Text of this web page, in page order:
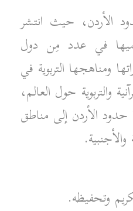
الأردن، حيث انتشر
في عدد مِن دول
ومناهجها التربوية في
والتربوية حول العالم،
حدود الأردن إلى مناطق
وتحفيظه.